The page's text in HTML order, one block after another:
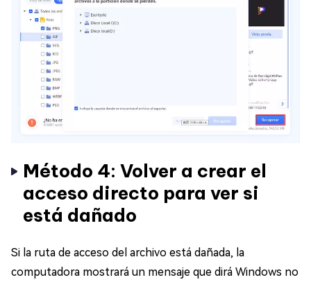
Método 4: Volver a crear el
acceso directo para ver si
está dañado
Si la ruta de acceso del archivo está dañada, la
computadora mostrará un mensaje que dirá Windows no